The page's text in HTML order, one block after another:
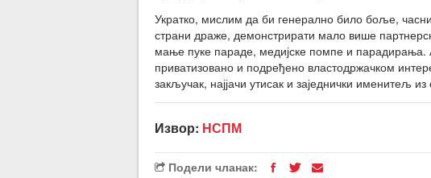
Укратко, мислим да би генерално било боље,
страни драже, демонстрирати мало више
мање пуке параде, медијске помпе и парадирања.
приватизовано и подређено властодржачком
закључак, најјачи утисак и заједнички именитељ
Извор: НСПМ
Подели чланак: